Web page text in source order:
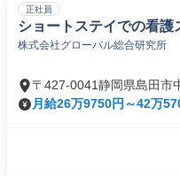
正社員
ショートステイでの看護
株式会社グローバル総合研究所
〒427-0041静岡県島田市
月給26万9750円～42万